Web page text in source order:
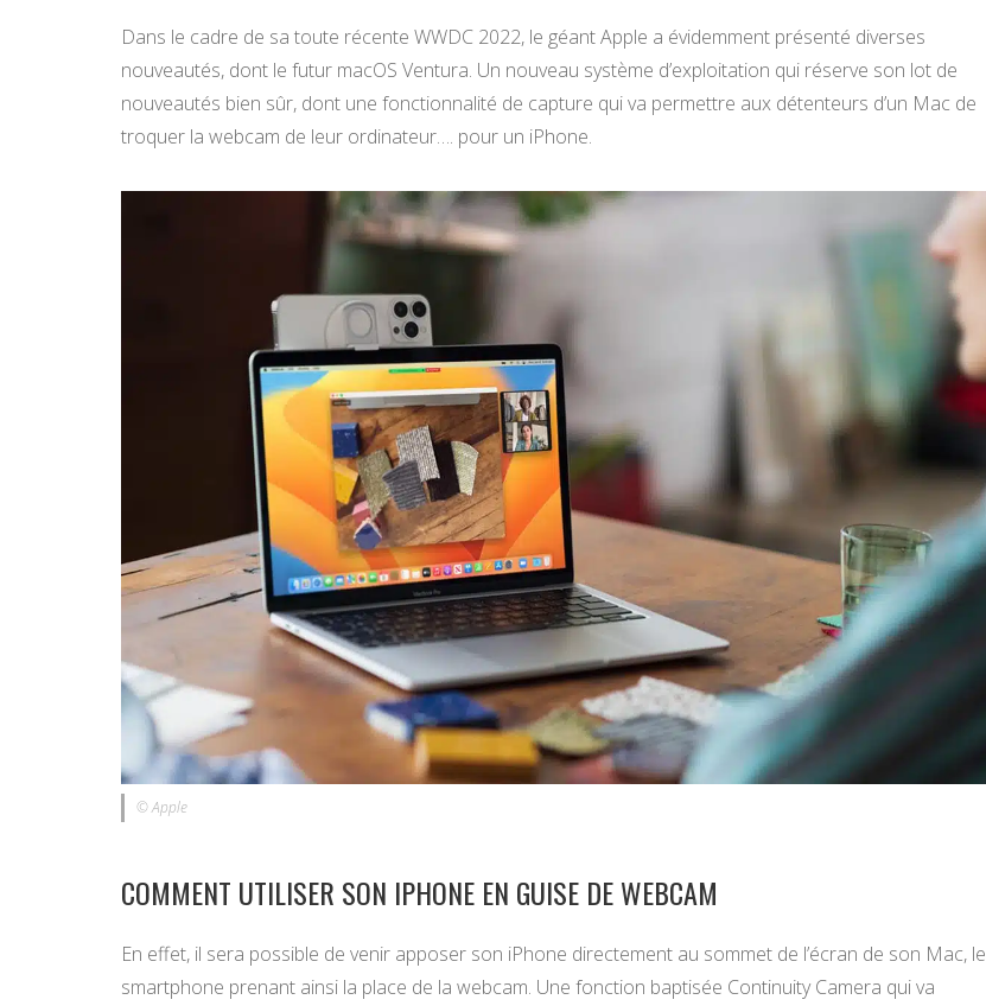
Dans le cadre de sa toute récente WWDC 2022, le géant Apple a évidemment présenté diverses
nouveautés, dont le futur macOS Ventura. Un nouveau système d’exploitation qui réserve son lot de
nouveautés bien sûr, dont une fonctionnalité de capture qui va permettre aux détenteurs d’un Mac de
troquer la webcam de leur ordinateur…. pour un iPhone.
© Apple
COMMENT UTILISER SON IPHONE EN GUISE DE WEBCAM
En effet, il sera possible de venir apposer son iPhone directement au sommet de l’écran de son Mac, le
smartphone prenant ainsi la place de la webcam. Une fonction baptisée Continuity Camera qui va